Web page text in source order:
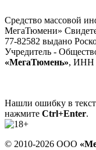
Средство массовой
МегаТюмени»
77-82582 выдано
Учредитель -
«МегаТюмень», ИНН
Нашли ошибку в
нажмите Ctrl+Enter.
© 2010-2026 ООО